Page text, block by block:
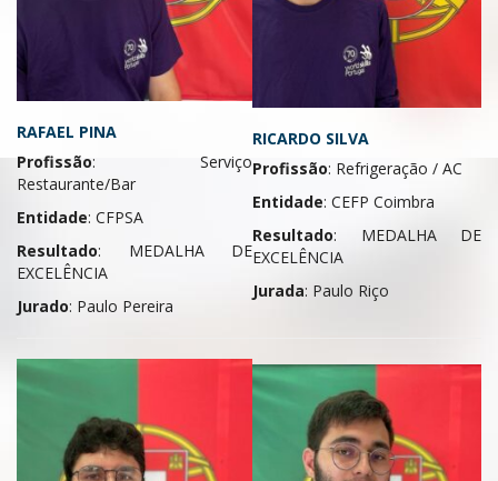
RAFAEL PINA
Profissão: Serviço
Restaurante/Bar
Entidade: CFPSA
Resultado: MEDALHA DE
EXCELÊNCIA
Jurado: Paulo Pereira
RICARDO SILVA
Profissão: Refrigeração / AC
Entidade: CEFP Coimbra
Resultado: MEDALHA DE
EXCELÊNCIA
Jurada: Paulo Riço